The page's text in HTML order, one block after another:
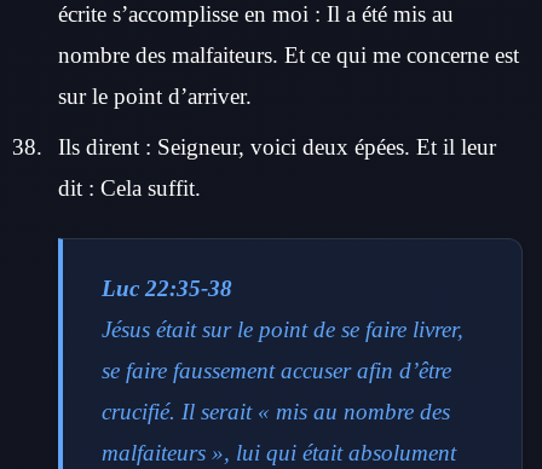
écrite s’accomplisse en moi : Il a été mis au
nombre des malfaiteurs. Et ce qui me concerne est
sur le point d’arriver.
Ils dirent : Seigneur, voici deux épées. Et il leur
dit : Cela suffit.
Luc 22:35-38
Jésus était sur le point de se faire livrer,
se faire faussement accuser afin d’être
crucifié. Il serait « mis au nombre des
malfaiteurs », lui qui était absolument